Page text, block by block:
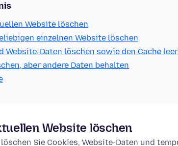
Website löschen
einzelnen Website löschen
Website-Daten löschen sowie den Cache
aber andere Daten behalten
Website löschen
Sie Cookies, Website-Daten und